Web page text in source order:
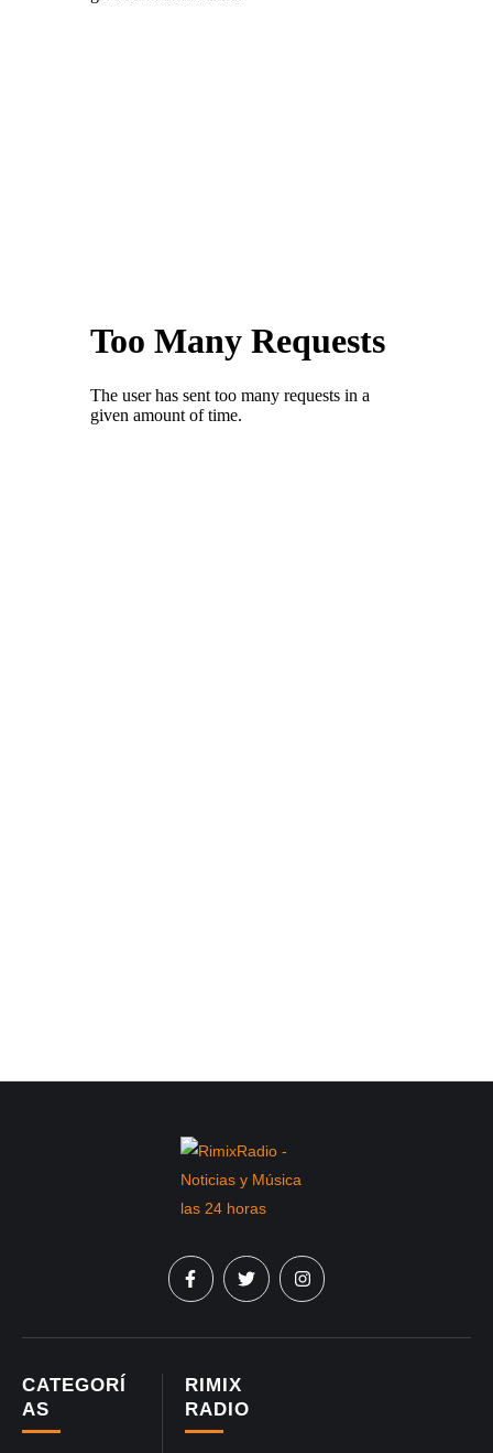
RIMIX
RADIO
CATEGORÍ
AS